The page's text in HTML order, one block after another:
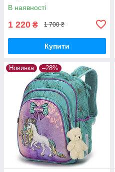
В наявності
1 220 ₴ 1 700 ₴
Купити
Новинка –28%